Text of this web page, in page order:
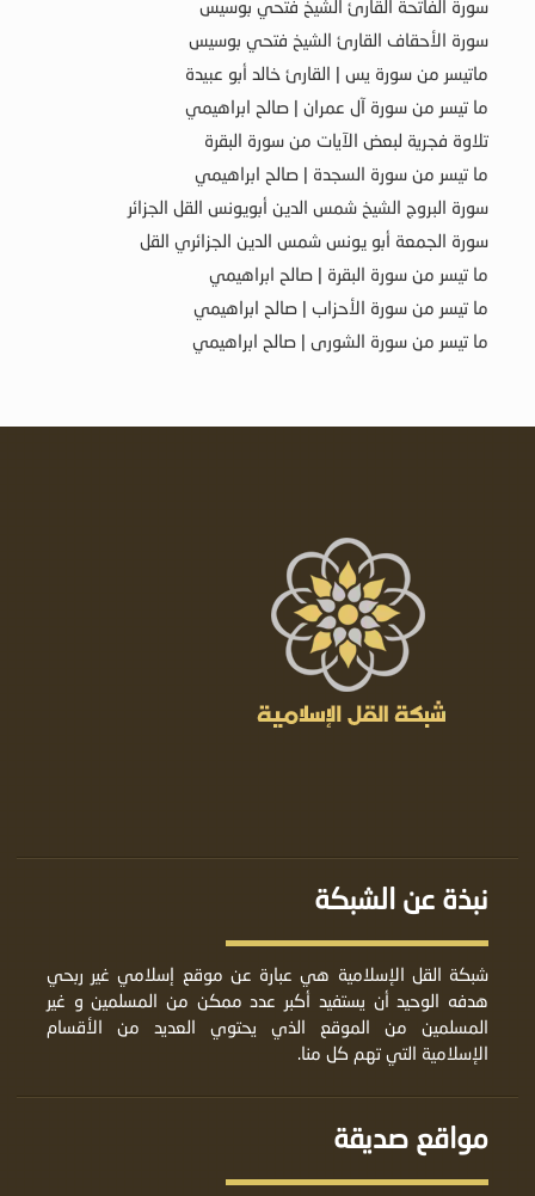
سورة الفاتحة القارئ الشيخ فتحي بوسيس
سورة الأحقاف القارئ الشيخ فتحي بوسيس
ماتيسر من سورة يس | القارئ خالد أبو عبيدة
ما تيسر من سورة آل عمران | صالح ابراهيمي
تلاوة فجرية لبعض الآيات من سورة البقرة
ما تيسر من سورة السجدة | صالح ابراهيمي
سورة البروج الشيخ شمس الدين أبويونس القل الجزائر
سورة الجمعة أبو يونس شمس الدين الجزائري القل
ما تيسر من سورة البقرة | صالح ابراهيمي
ما تيسر من سورة الأحزاب | صالح ابراهيمي
ما تيسر من سورة الشورى | صالح ابراهيمي
نبذة عن الشبكة
شبكة القل الإسلامية هي عبارة عن موقع إسلامي غير ربحي
هدفه الوحيد أن يستفيد أكبر عدد ممكن من المسلمين و غير
المسلمين من الموقع الذي يحتوي العديد من الأقسام
الإسلامية التي تهم كل منا.
مواقع صديقة